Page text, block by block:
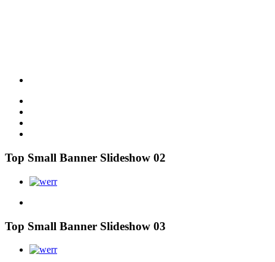
Top Small Banner Slideshow 02
Top Small Banner Slideshow 03